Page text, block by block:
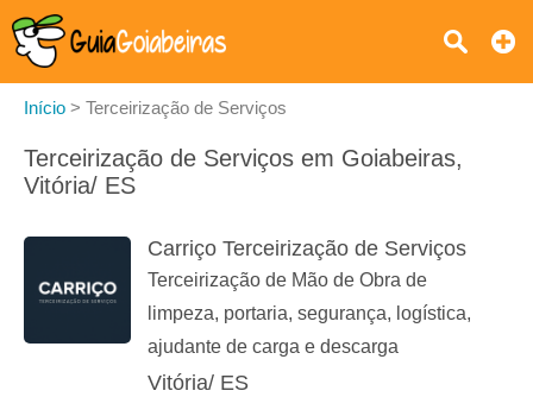
Início > Terceirização de Serviços
Terceirização de Serviços em Goiabeiras,
Vitória/ ES
Carriço Terceirização de Serviços
Terceirização de Mão de Obra de
limpeza, portaria, segurança, logística,
ajudante de carga e descarga
Vitória/ ES